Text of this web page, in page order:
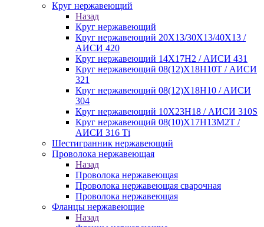
Круг нержавеющий
Назад
Круг нержавеющий
Круг нержавеющий 20Х13/30Х13/40Х13 /
АИСИ 420
Круг нержавеющий 14Х17Н2 / АИСИ 431
Круг нержавеющий 08(12)Х18Н10Т / АИСИ
321
Круг нержавеющий 08(12)Х18Н10 / АИСИ
304
Круг нержавеющий 10Х23Н18 / АИСИ 310S
Круг нержавеющий 08(10)Х17Н13М2Т /
АИСИ 316 Тi
Шестигранник нержавеющий
Проволока нержавеющая
Назад
Проволока нержавеющая
Проволока нержавеющая сварочная
Проволока нержавеющая
Фланцы нержавеющие
Назад